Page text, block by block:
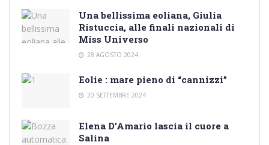
Una bellissima eoliana, Giulia
Ristuccia, alle finali nazionali di
Miss Universo
28 AGOSTO 2024
Eolie : mare pieno di “cannizzi”
20 SETTEMBRE 2024
Elena D’Amario lascia il cuore a
Salina